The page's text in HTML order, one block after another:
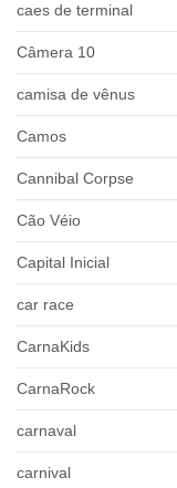
caes de terminal
Câmera 10
camisa de vênus
Camos
Cannibal Corpse
Cão Véio
Capital Inicial
car race
CarnaKids
CarnaRock
carnaval
carnival